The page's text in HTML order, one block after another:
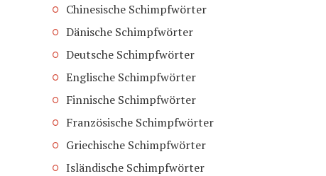
Chinesische Schimpfwörter
Dänische Schimpfwörter
Deutsche Schimpfwörter
Englische Schimpfwörter
Finnische Schimpfwörter
Französische Schimpfwörter
Griechische Schimpfwörter
Isländische Schimpfwörter